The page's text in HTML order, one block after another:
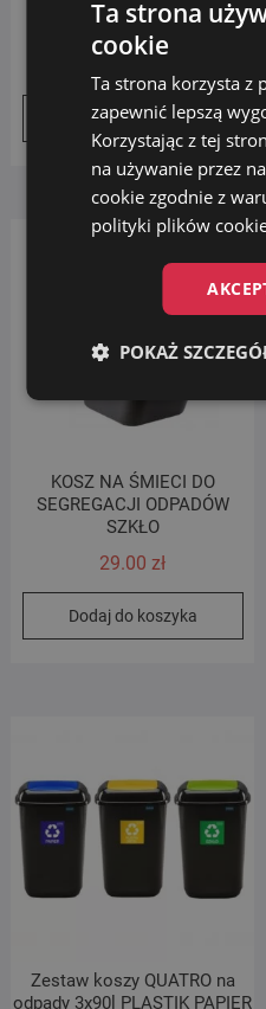
SEGREGACJI ODPADÓW
PAPIER
Dodaj do koszyka
KOSZ NA ŚMIECI DO
SEGREGACJI ODPADÓW
SZKŁO
29.00zł
Dodaj do koszyka
Zestaw koszy QUATRO na
odpady 3x90l PLASTIK PAPIER
Ta strona
cookie
Ta strona korzysta z
zapewnić lepszą
Korzystając z tej
na używanie przez
cookie zgodnie z
polityki plików
POKAŻ